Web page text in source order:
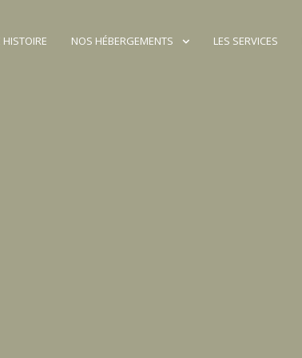
HISTOIRE NOS HÉBERGEMENTS LES SERVICES